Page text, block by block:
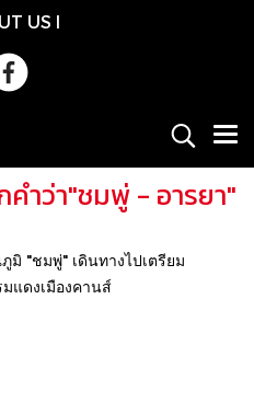
US l
คำว่า"ชมพู่ - อารยา"
มิ "ชมพู่" เดินทางไปเตรียม
แดงเมืองคานส์